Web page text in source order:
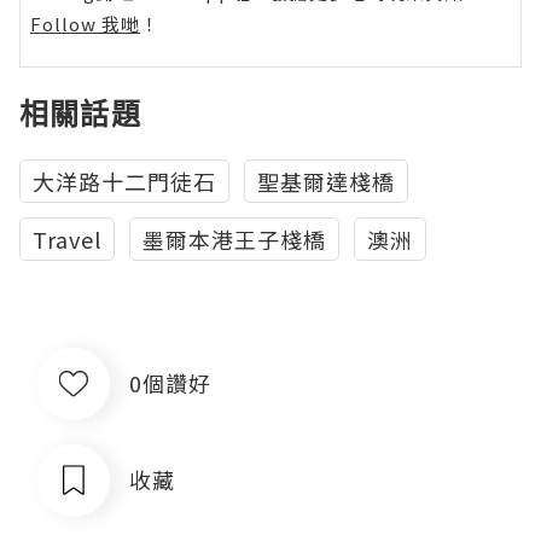
Follow 我哋 ！
相關話題
大洋路十二門徒石
聖基爾達棧橋
Travel
墨爾本港王子棧橋 澳洲
0個讚好
收藏